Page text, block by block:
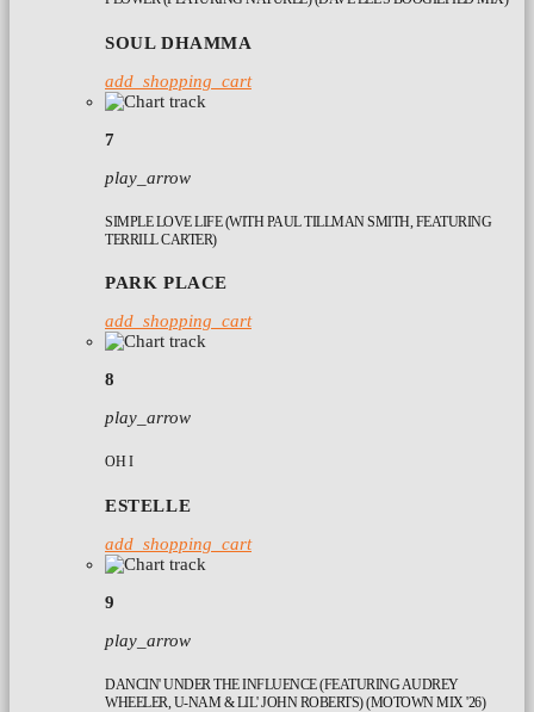
SOUL DHAMMA
add_shopping_cart
7
play_arrow
SIMPLE LOVE LIFE (WITH PAUL TILLMAN SMITH, FEATURING
TERRILL CARTER)
PARK PLACE
add_shopping_cart
8
play_arrow
OH I
ESTELLE
add_shopping_cart
9
play_arrow
DANCIN' UNDER THE INFLUENCE (FEATURING AUDREY
WHEELER, U-NAM & LIL' JOHN ROBERTS) (MOTOWN MIX '26)